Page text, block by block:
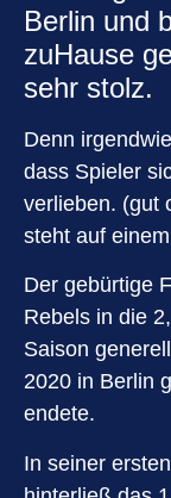
Berlin und
zuHause
sehr stolz.
Denn
dass Spieler
verlieben. (gut
steht auf
Der gebürtige
Rebels in die
Saison
2020 in Berlin
endete.
In seiner